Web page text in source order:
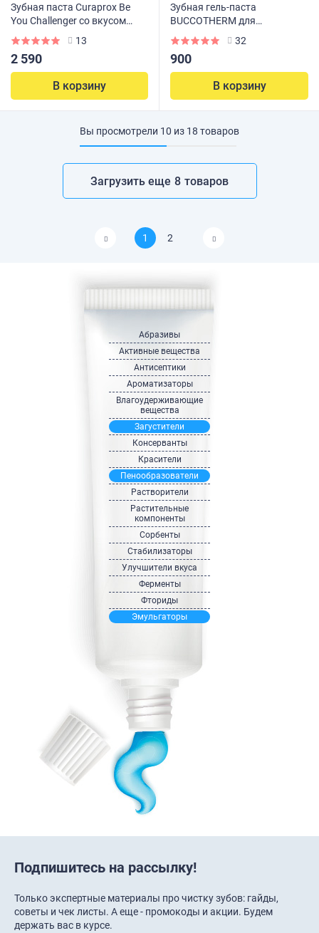
Зубная паста Curaprox Be
You Challenger со вкусом
ягод можжевельника и
хурмы 60 мл
13
2 590
В корзину
Зубная гель-паста
BUCCOTHERM для
чувствительных десен с
фтором, 75 мл
32
900
В корзину
Вы просмотрели 10 из 18 товаров
Загрузить еще 8 товаров
1 2
Абразивы
Активные вещества
Антисептики
Ароматизаторы
Влагоудерживающие
вещества
Загустители
Консерванты
Красители
Пенообразователи
Растворители
Растительные
компоненты
Сорбенты
Стабилизаторы
Улучшители вкуса
Ферменты
Фториды
Эмульгаторы
Подпишитесь на рассылку!
Только экспертные материалы про чистку зубов: гайды,
советы и чек листы. А еще - промокоды и акции. Будем
держать вас в курсе.